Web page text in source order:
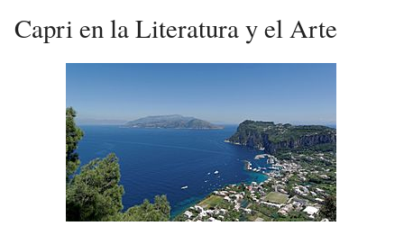
Capri en la Literatura y el Arte